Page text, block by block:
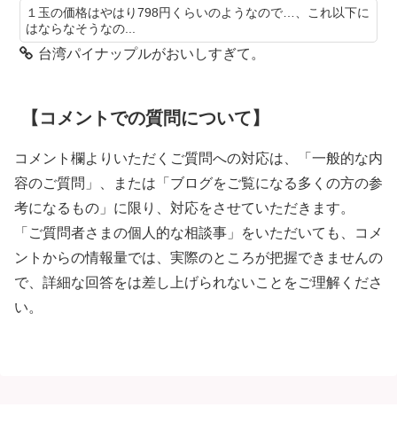
１玉の価格はやはり798円くらいのようなので…、これ以下に
はならなそうなの...
台湾パイナップルがおいしすぎて。
【コメントでの質問について】
コメント欄よりいただくご質問への対応は、「一般的な内
容のご質問」、または「ブログをご覧になる多くの方の参
考になるもの」に限り、対応をさせていただきます。
「ご質問者さまの個人的な相談事」をいただいても、コメ
ントからの情報量では、実際のところが把握できませんの
で、詳細な回答をは差し上げられないことをご理解くださ
い。